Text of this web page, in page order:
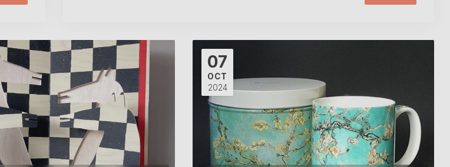
07
OCT
2024